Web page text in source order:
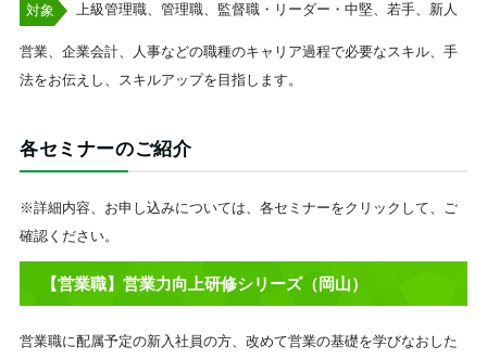
対象 上級管理職、管理職、監督職・リーダー・中堅、若手、新人
営業、企業会計、人事などの職種のキャリア過程で必要なスキル、手
法をお伝えし、スキルアップを目指します。
各セミナーのご紹介
※詳細内容、お申し込みについては、各セミナーをクリックして、ご
確認ください。
【営業職】営業力向上研修シリーズ（岡山）
営業職に配属予定の新入社員の方、改めて営業の基礎を学びなおした